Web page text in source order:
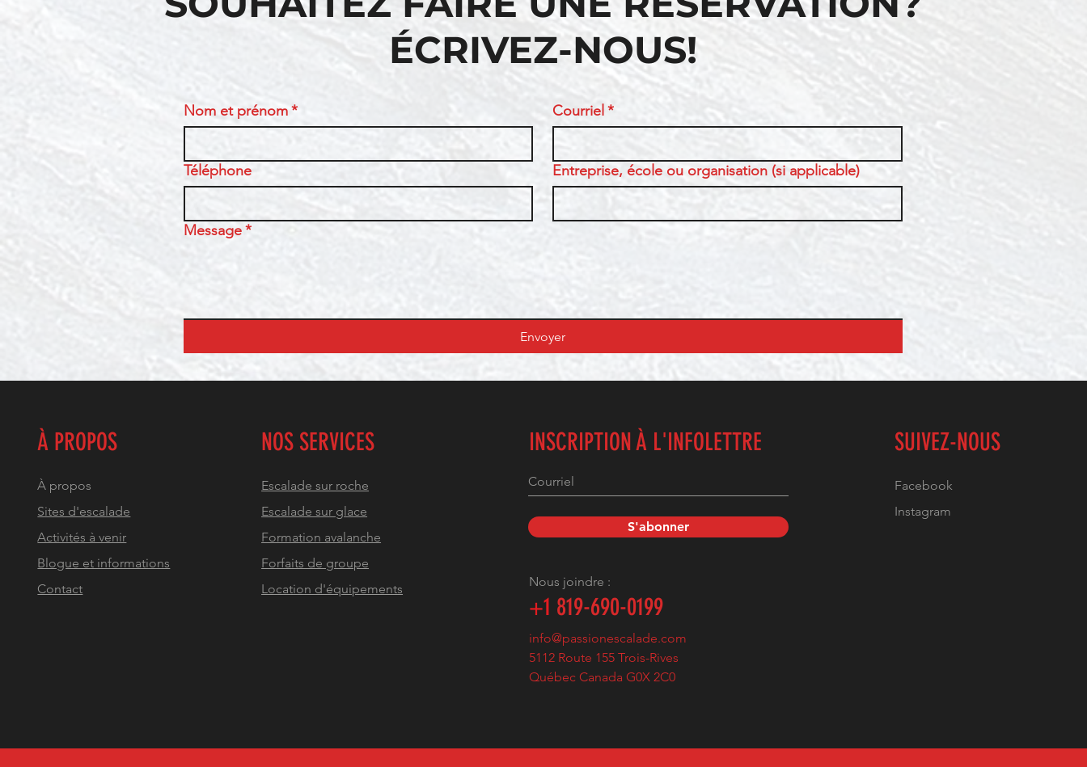
ÉCRIVEZ-NOUS!
Nom et prénom* Courriel *
Téléphone Entreprise, école ou organisation (si applicable)
Message*
Envoyer
À PROPOS
À propos
Sites d'escalade
Activités à venir
Blogue et informations
Contact
NOS SERVICES
Escalade sur roche
Escalade sur glace
Formation avalanche
Forfaits de groupe
Location d'équipements
S'abonner
INSCRIPTION À L'INFOLETTRE
Nous joindre :
+1 819-690-0199
info@passionescalade.com
5112 Route 155 Trois-Rives
Québec Canada G0X 2C0
SUIVEZ-NOUS
Facebook
Instagram